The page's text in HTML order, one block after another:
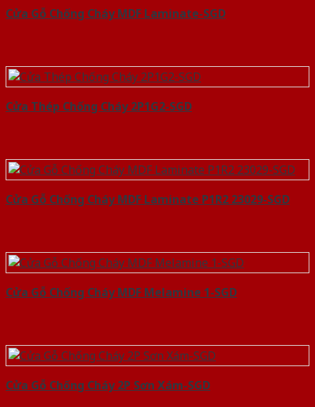
Cửa Gỗ Chống Cháy MDF Laminate-SGD
Cửa Thép Chống Cháy 2P1G2-SGD
Cửa Gỗ Chống Cháy MDF Laminate P1R2 23029-SGD
Cửa Gỗ Chống Cháy MDF Melamine 1-SGD
Cửa Gỗ Chống Cháy 2P Sơn Xám-SGD